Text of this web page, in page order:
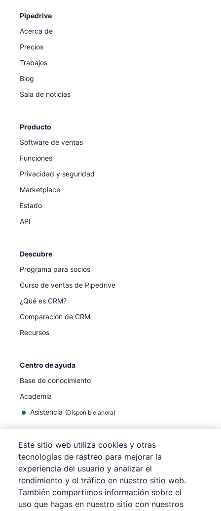
Pipedrive
Acerca de
Precios
Trabajos
Blog
Sala de noticias
Producto
Software de ventas
Funciones
Privacidad y seguridad
Marketplace
Estado
API
Descubre
Programa para socios
Curso de ventas de Pipedrive
¿Qué es CRM?
Comparación de CRM
Recursos
Centro de ayuda
Base de conocimiento
Academia
Asistencia (Disponible ahora)
©2026Pipedrive
Pipedrive
Términos de servicio
Pipedrive
Aviso de privacidad
Mapa del sitio
Este sitio web utiliza cookies y otras
tecnologías de rastreo para mejorar la
experiencia del usuario y analizar el
rendimiento y el tráfico en nuestro sitio web.
También compartimos información sobre el
uso que hagas en nuestro sitio con nuestros